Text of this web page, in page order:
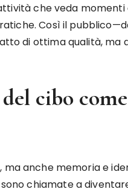
che veda momenti
Così il
di ottima qualità, ma
cibo come
ma anche memoria e
chiamate a